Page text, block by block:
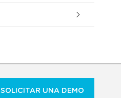
SOLICITAR UNA DEMO